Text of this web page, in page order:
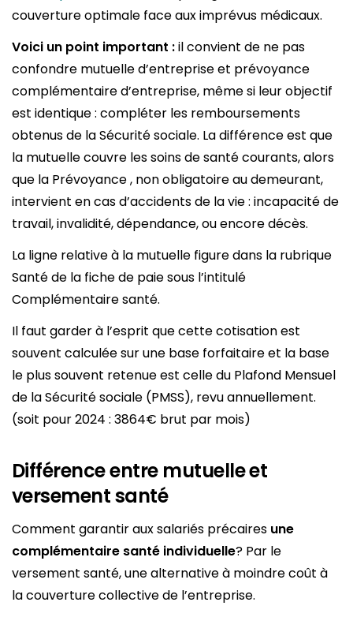
couverture optimale face aux imprévus médicaux.
Voici un point important :il convient de ne pas
confondre mutuelle d’entreprise et prévoyance
complémentaire d’entreprise, même si leur objectif
est identique : compléter les remboursements
obtenus de la Sécurité sociale. La différence est que
la mutuelle couvre les soins de santé courants, alors
que la Prévoyance , non obligatoire au demeurant,
intervient en cas d’accidents de la vie : incapacité de
travail, invalidité, dépendance, ou encore décès.
La ligne relative à la mutuelle figure dans la rubrique
Santé de la fiche de paie sous l’intitulé
Complémentaire santé.
Il faut garder à l’esprit que cette cotisation est
souvent calculée sur une base forfaitaire et la base
le plus souvent retenue est celle du Plafond Mensuel
de la Sécurité sociale (PMSS), revu annuellement.
(soit pour 2024 : 3864€ brut par mois)
Différence entre mutuelle et
versement santé
Comment garantir aux salariés précaires une
complémentaire santé individuelle? Par le
versement santé, une alternative à moindre coût à
la couverture collective de l’entreprise​.